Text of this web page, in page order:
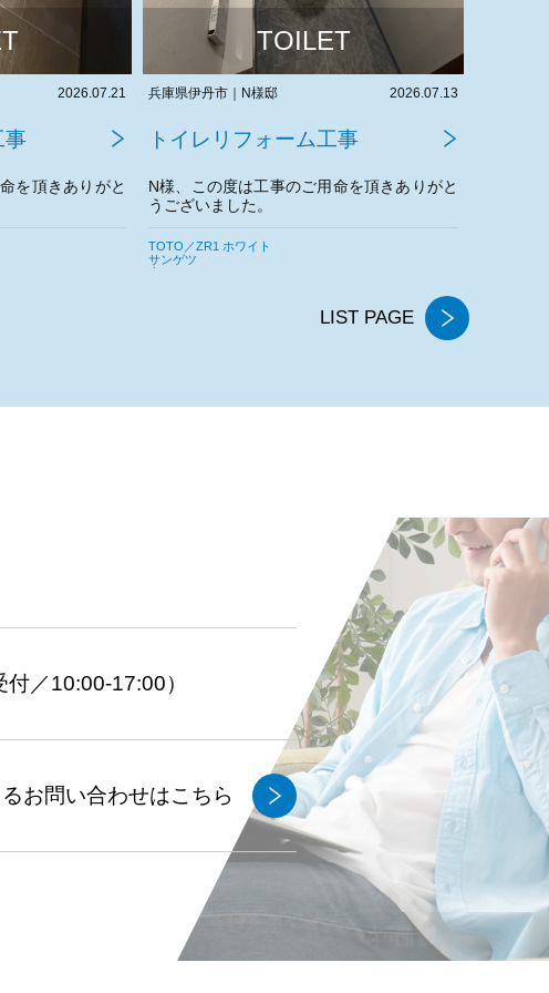
2026.07.13
事
を頂きありがと
ます。
TOILET
大阪府堺市中区｜H様邸 2026.07.07
トイレリフォーム工事
H様、この度は工事のご用命を頂きありがと
うございました。
今後とも宜しくお願いいたします。
LIXIL／アメージュ シャワートイレ
AICA
サンゲツ
LIST PAGE
付／10:00-17:00）
お問い合わせはこちら